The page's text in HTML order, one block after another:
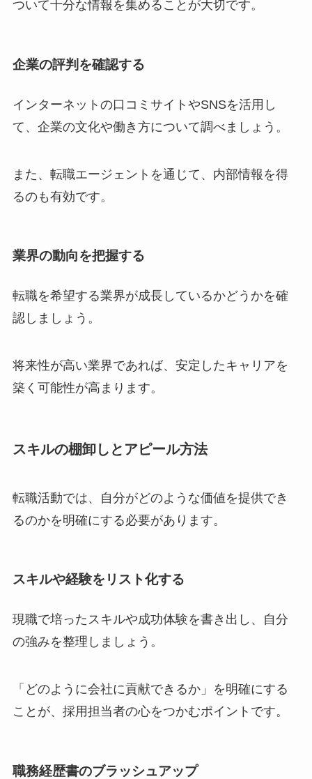
ついて十分な情報を集めることが大切です。
企業の評判を確認する
インターネットの口コミサイトやSNSを活用し
て、企業の文化や働き方について調べましょう。
また、転職エージェントを通じて、内部情報を得
るのも有効です。
業界の動向を把握する
転職を希望する業界が成長しているかどうかを確
認しましょう。
将来性が高い業界であれば、安定したキャリアを
築く可能性が高まります。
スキルの棚卸しとアピール方法
転職活動では、自分がどのような価値を提供でき
るのかを明確にする必要があります。
スキルや経験をリスト化する
現職で培ったスキルや成功体験を書き出し、自分
の強みを整理しましょう。
「どのように会社に貢献できるか」を明確にする
ことが、採用担当者の心をつかむポイントです。
職務経歴書のブラッシュアップ